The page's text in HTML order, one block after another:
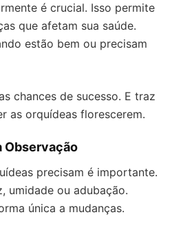
é crucial. Isso permite
que afetam sua saúde.
estão bem ou precisam
chances de sucesso. E traz
as orquídeas florescerem.
Observação
precisam é importante.
umidade ou adubação.
única a mudanças.